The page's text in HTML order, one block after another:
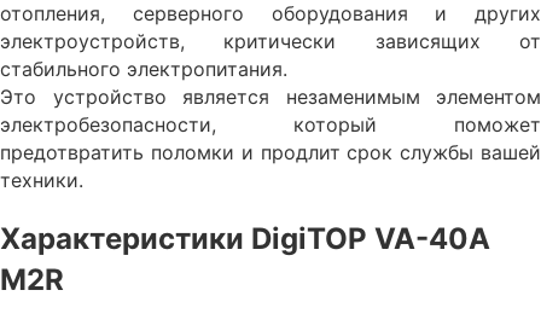
отопления, серверного оборудования и других
электроустройств, критически зависящих от
стабильного электропитания.
Это устройство является незаменимым элементом
электробезопасности, который поможет
предотвратить поломки и продлит срок службы вашей
техники.
Характеристики DigiTOP VA-40A
M2R